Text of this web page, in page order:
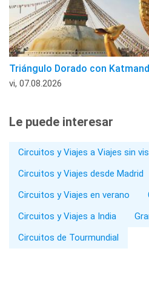
Triángulo Dorado con
vi, 07.08.2026
Le puede interesar
Circuitos y Viajes a Viajes sin
Circuitos y Viajes desde Madrid
Circuitos y Viajes en verano
Circuitos y Viajes a India
Circuitos de Tourmundial